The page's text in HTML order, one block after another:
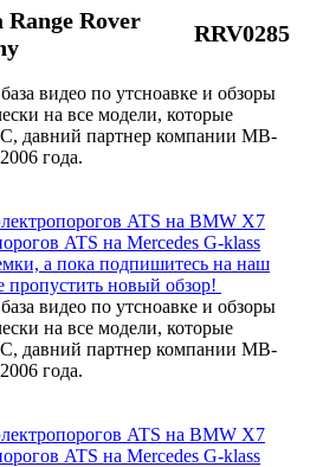
Rover
RRV0285
видео по утсноавке и обзоры
на все модели, которые
давний партнер компании МВ-
года.
ATS на BMW X7
ATS на Mercedes G-klass
а пока подпишитесь на наш
пропустить новый обзор!
видео по утсноавке и обзоры
на все модели, которые
давний партнер компании МВ-
года.
ATS на BMW X7
ATS на Mercedes G-klass